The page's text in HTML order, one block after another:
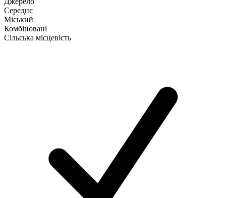
Середнє
Міський
Комбіновані
Сільська місцевість